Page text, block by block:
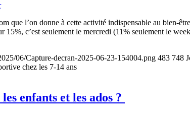
que l’on donne à cette activité indispensable au bien-
15%, c’est seulement le mercredi (11% seulement le
06/Capture-decran-2025-06-23-154004.png 483 748
chez les 7-14 ans
enfants et les ados ?